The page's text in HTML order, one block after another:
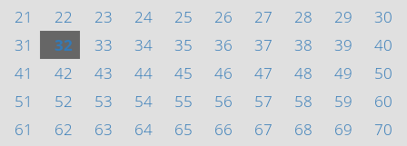
21
22 23 24 25 26 27 28 29
30
31
32 33 34 35 36 37 38 39
40
41
42 43 44 45 46 47 48 49
50
51
52 53 54 55 56 57 58 59
60
61
62 63 64 65 66 67 68 69
70